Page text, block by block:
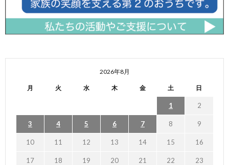
2026年8月
月 火 水 木 金 土 日
1 2
3 4 5 6 7 8 9
10 11 12 13 14 15 16
17 18 19 20 21 22 23